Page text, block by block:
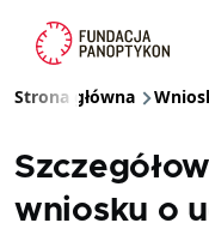
Ścieżka
Strona główna
wniosku o